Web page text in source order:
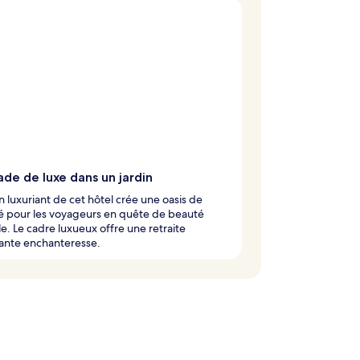
de luxe dans un jardin
luxuriant de cet hôtel crée une oasis de
pour les voyageurs en quête de beauté
Le cadre luxueux offre une retraite
enchanteresse.